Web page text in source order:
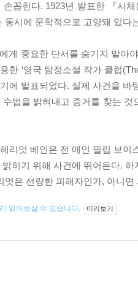
꼽힌다. 1923년 발표한 『시
동시에 문학적으로 고양돼 있다
게 중요한 단서를 숨기지 말아
한 ‘영국 탐정소설 작가 클럽
에 발표되었다. 실제 사건을
수법을 밝혀내고 증거를 찾는
리엇 베인은 전 애인 필립 보
히기 위해 사건에 뛰어든다.
엇은 선량한 피해자인가, 아니
읽어보실 수 있습니다. 미리보기